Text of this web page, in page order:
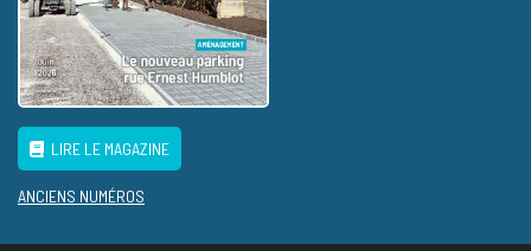
LIRE LE MAGAZINE
ANCIENS NUMÉROS